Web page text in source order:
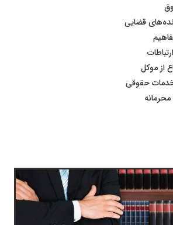
قضایی
از موکل
خدمات حقوقی